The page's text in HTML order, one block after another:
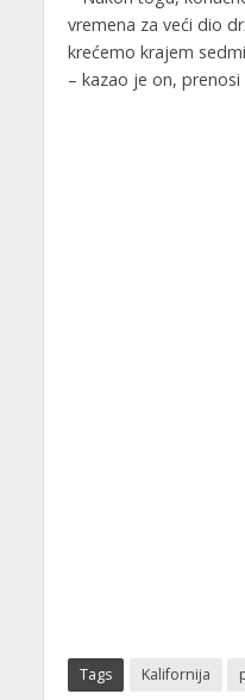
vremena za veći dio
krećemo krajem
– kazao je on, prenosi
Tags Kalifornija